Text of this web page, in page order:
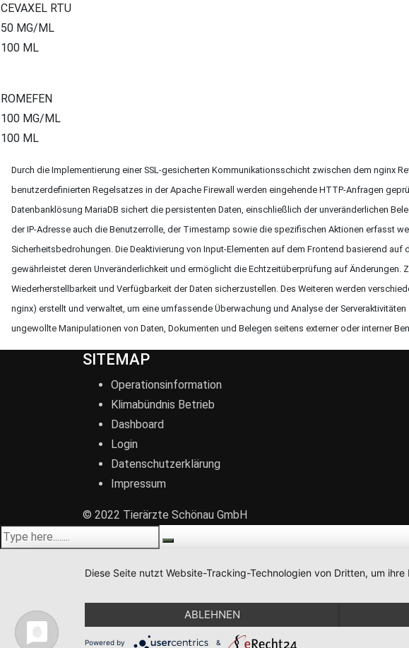
CEVAXEL RTU
50 MG/ML
100 ML
ROMEFEN
100 MG/ML
100 ML
Durch die Implementierung einer SSL-gesicherten Kommunikationsschicht zwischen dem nginx
benutzerdefinierten Regelsatzes in der Apache Firewall werden eingehende HTTP-Anfragen
Datenbanklösung MariaDB sichert die persistenten Daten, einschließlich der unveränderlichen
der IP-Adresse auch die Benutzerrolle, der Timestamp sowie die spezifischen Aktionen erfasst
Sicherheitsbedrohungen. Die Deaktivierung von Input-Elementen auf dem Frontend basierend
gewährleistet deren Unveränderlichkeit und ermöglicht die Echtzeitüberprüfung auf
Wiederherstellbarkeit und Verfügbarkeit der Daten sicherzustellen. Des Weiteren werden
nginx) erstellt und verwaltet, um eine umfassende Überwachung und Analyse der
ungewollte Manipulationen von Daten, Dokumenten und Belegen seitens externer oder interner
SITEMAP
Operationsinformation
Klimabündnis Betrieb
Dashboard
Login
Datenschutzerklärung
Impressum
© 2022 Tierärzte Schönau GmbH
Diese Seite nutzt Website-Tracking-Technologien von Dritten, um
ABLEHNEN
Powered by &